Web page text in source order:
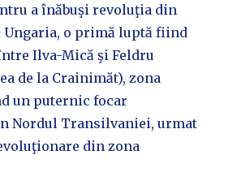
a înăbuşi revoluţia din
o primă luptă fiind
Ilva-Mică şi Feldru
de la Crainimăt), zona
un puternic focar
Nordul Transilvaniei, urmat
din zona